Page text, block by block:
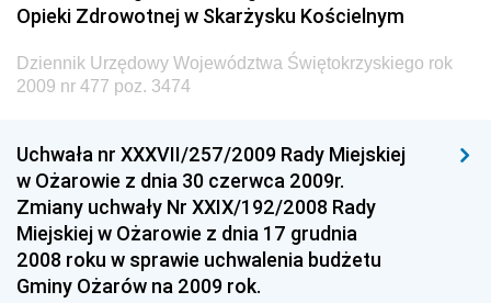
Dziennik Urzędowy Ministra Transportu
Dziennik Urzędowy Ministra Budownictwa
Dziennik Urzędowy Ministra Nauki i Szkolnictwa
Dziennik Urzędowy Głównego Urzędu Miar
Dziennik Urzędowy Ministra Rolnictwa i Rozwoju Wsi
Dziennik Urzędowy Ministra Edukacji Narodowej i
Sportu
Dziennik Urzędowy Ministra Edukacji i Nauki
Opieki Zdrowotnej w Skarżysku Kościelnym
Dziennik Urzędowy Województwa Świętokrzyskiego rok
2009 nr 477 poz. 3474
Uchwała nr XXXVII/257/2009 Rady Miejskiej
w Ożarowie z dnia 30 czerwca 2009r.
Zmiany uchwały Nr XXIX/192/2008 Rady
Miejskiej w Ożarowie z dnia 17 grudnia
2008 roku w sprawie uchwalenia budżetu
Gminy Ożarów na 2009 rok.